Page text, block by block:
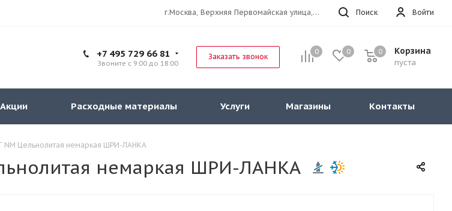
Войти
Поиск
г.Москва, Верхняя Первомайская улица, 47к11 офис 214
0 0 Корзина
пуста
0
+7 495 729 66 81
Звоните с 9:00 до 18:00
Заказать звонок
Акции Расходные материалы Услуги Магазины Контакты
NM Цельнолитая немаркая ШРИ-ЛАНКА
немаркая ШРИ-ЛАНКА